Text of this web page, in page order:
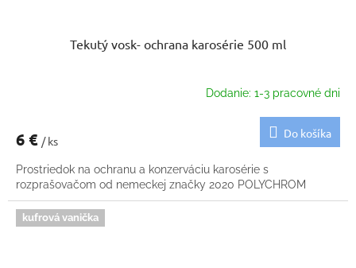
Tekutý vosk- ochrana karosérie 500 ml
Dodanie: 1-3 pracovné dni
6 € / ks
Do košíka
Prostriedok na ochranu a konzerváciu karosérie s
rozprašovačom od nemeckej značky 2020 POLYCHROM
kufrová vanička